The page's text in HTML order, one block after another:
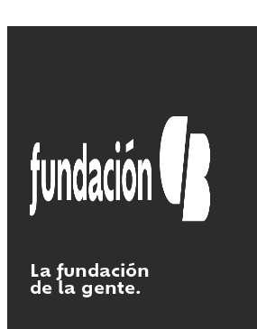
La fundación
de la gente.